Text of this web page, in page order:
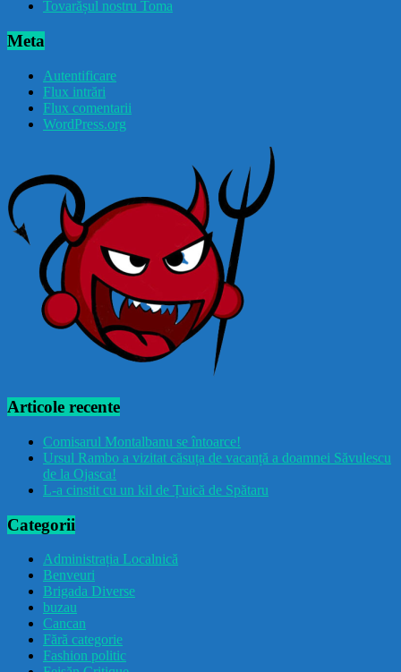
Tovarășul nostru Toma
Meta
Autentificare
Flux intrări
Flux comentarii
WordPress.org
Articole recente
Comisarul Montalbanu se întoarce!
Ursul Rambo a vizitat căsuța de vacanță a doamnei Săvulescu
de la Ojasca!
L-a cinstit cu un kil de Țuică de Spătaru
Categorii
Administrația Localnică
Benveuri
Brigada Diverse
buzau
Cancan
Fără categorie
Fashion politic